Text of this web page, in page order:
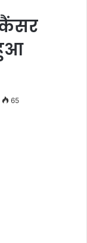
कैंसर
65